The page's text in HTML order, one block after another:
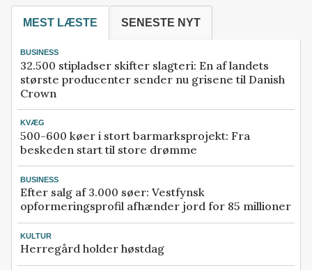
MEST LÆSTE SENESTE NYT
BUSINESS
32.500 stipladser skifter slagteri: En af landets
største producenter sender nu grisene til Danish
Crown
KVÆG
500-600 køer i stort barmarksprojekt: Fra
beskeden start til store drømme
BUSINESS
Efter salg af 3.000 søer: Vestfynsk
opformeringsprofil afhænder jord for 85 millioner
KULTUR
Herregård holder høstdag